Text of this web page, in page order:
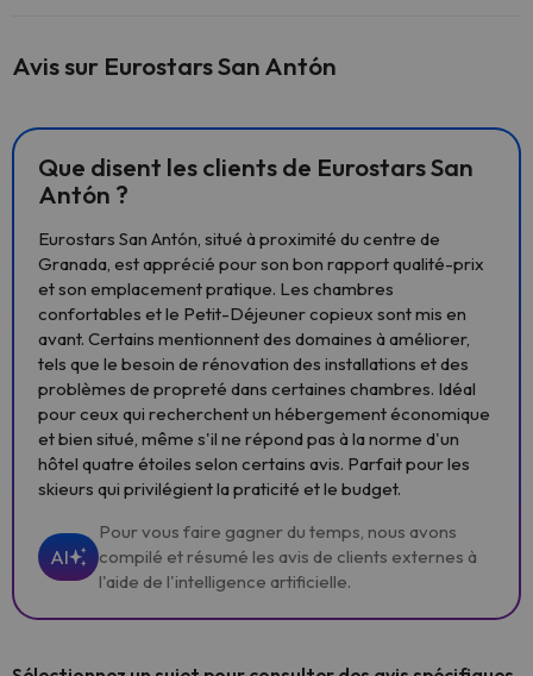
Avis sur Eurostars San Antón
Que disent les clients de Eurostars San
Antón ?
Eurostars San Antón, situé à proximité du centre de
Granada, est apprécié pour son bon rapport qualité-prix
et son emplacement pratique. Les chambres
confortables et le Petit-Déjeuner copieux sont mis en
avant. Certains mentionnent des domaines à améliorer,
tels que le besoin de rénovation des installations et des
problèmes de propreté dans certaines chambres. Idéal
pour ceux qui recherchent un hébergement économique
et bien situé, même s'il ne répond pas à la norme d'un
hôtel quatre étoiles selon certains avis. Parfait pour les
skieurs qui privilégient la praticité et le budget.
AI
Pour vous faire gagner du temps, nous avons
compilé et résumé les avis de clients externes à
l'aide de l'intelligence artificielle.